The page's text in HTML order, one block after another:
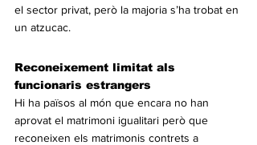
el sector privat, però la majoria s’ha trobat en
un atzucac.
Reconeixement limitat als
funcionaris estrangers
Hi ha països al món que encara no han
aprovat el matrimoni igualitari però que
reconeixen els matrimonis contrets a